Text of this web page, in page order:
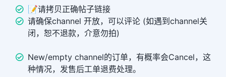
📝请拷贝正确帖子链接
请确保channel 开放，可以评论 (如遇到channel关
闭，恕不退款，介意勿拍)
New/empty channel的订单，有概率会Cancel，这
种情况，发售后工单退费处理。